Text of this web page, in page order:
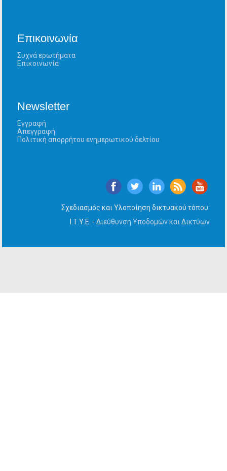
Επικοινωνία
Συχνά ερωτήματα
Επικοινωνία
Newsletter
Εγγραφή
Απεγγραφή
Πολιτική απορρήτου ενημερωτικού δελτίου
Σχεδιασμός και Υλοποίηση δικτυακού τόπου:
Ι.Τ.Υ.Ε. - Διεύθυνση Υποδομών και Δικτύων